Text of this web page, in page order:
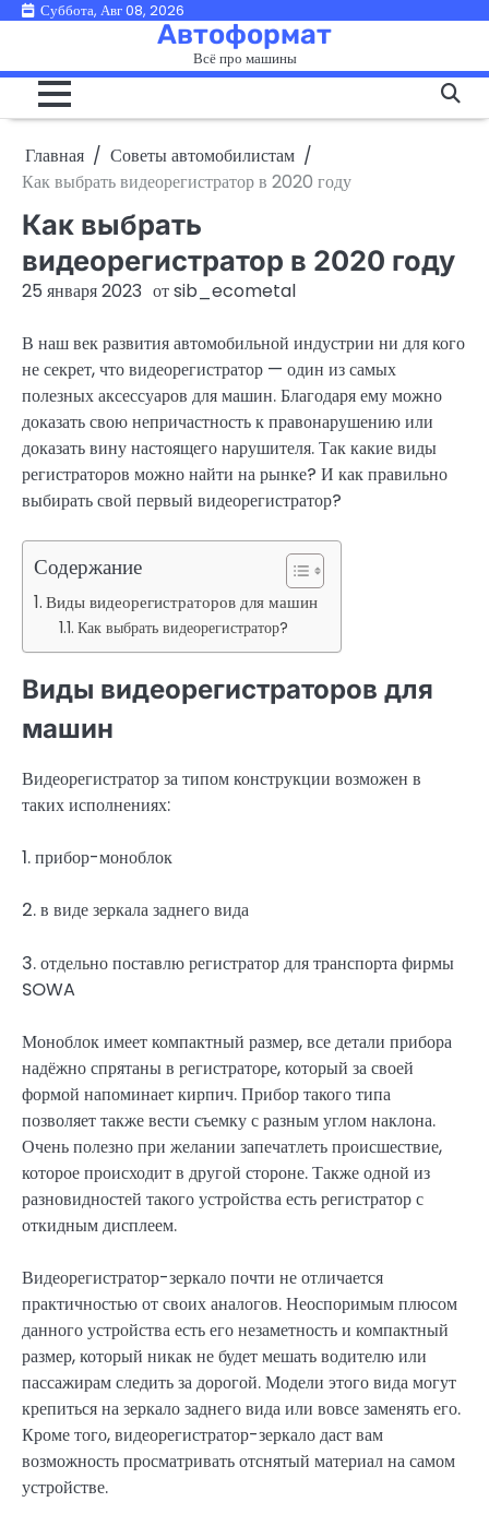
ПерейтиСуббота, Авг 08, 2026
Автоформат
Всё про машины
Главная
Советы автомобилистам
Как выбрать видеорегистратор в 2020 году
Как выбрать
видеорегистратор в 2020 году
25 января 2023 отsib_ecometal
В наш век развития автомобильной индустрии ни для кого
не секрет, что видеорегистратор — один из самых
полезных аксессуаров для машин. Благодаря ему можно
доказать свою непричастность к правонарушению или
доказать вину настоящего нарушителя. Так какие виды
регистраторов можно найти на рынке? И как правильно
выбирать свой первый видеорегистратор?
Содержание
Виды видеорегистраторов для машин
Как выбрать видеорегистратор?
Виды видеорегистраторов для
машин
Видеорегистратор за типом конструкции возможен в
таких исполнениях:
1. прибор-моноблок
2. в виде зеркала заднего вида
3. отдельно поставлю регистратор для транспорта фирмы
SOWA
Моноблок имеет компактный размер, все детали прибора
надёжно спрятаны в регистраторе, который за своей
формой напоминает кирпич. Прибор такого типа
позволяет также вести съемку с разным углом наклона.
Очень полезно при желании запечатлеть происшествие,
которое происходит в другой стороне. Также одной из
разновидностей такого устройства есть регистратор с
откидным дисплеем.
Видеорегистратор-зеркало почти не отличается
практичностью от своих аналогов. Неоспоримым плюсом
данного устройства есть его незаметность и компактный
размер, который никак не будет мешать водителю или
пассажирам следить за дорогой. Модели этого вида могут
крепиться на зеркало заднего вида или вовсе заменять его.
Кроме того, видеорегистратор-зеркало даст вам
возможность просматривать отснятый материал на самом
устройстве.